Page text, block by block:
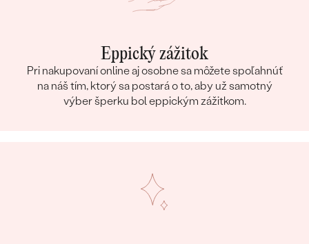
Eppický zážitok
Pri nakupovaní online aj osobne sa môžete spoľahnúť
na náš tím, ktorý sa postará o to, aby už samotný
výber šperku bol eppickým zážitkom.